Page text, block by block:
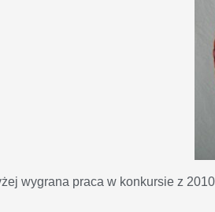
wygrana praca w konkursie z